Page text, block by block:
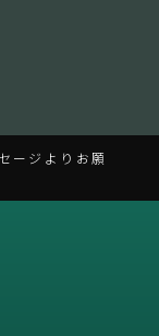
ージよりお願